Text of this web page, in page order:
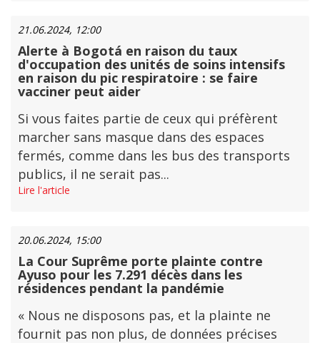
21.06.2024, 12:00
Alerte à Bogotá en raison du taux
d'occupation des unités de soins intensifs
en raison du pic respiratoire : se faire
vacciner peut aider
Si vous faites partie de ceux qui préfèrent
marcher sans masque dans des espaces
fermés, comme dans les bus des transports
publics, il ne serait pas...
Lire l'article
20.06.2024, 15:00
La Cour Suprême porte plainte contre
Ayuso pour les 7.291 décès dans les
résidences pendant la pandémie
« Nous ne disposons pas, et la plainte ne
fournit pas non plus, de données précises